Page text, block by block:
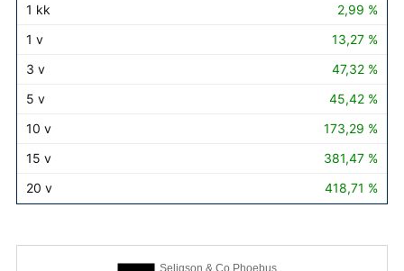
2,99 %
13,27 %
47,32 %
45,42 %
173,29 %
381,47 %
418,71 %